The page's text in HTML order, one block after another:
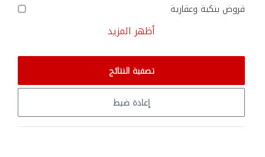
قروض بنكية وعقارية
أظهر المزيد
تصفية النتائج
إعادة ضبط